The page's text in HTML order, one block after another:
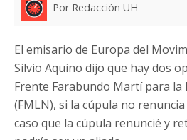
Por Redacción UH
El emisario de Europa del
Silvio Aquino dijo que hay dos
Frente Farabundo Martí para la
(FMLN), si la cúpula no
caso que la cúpula renuncié y